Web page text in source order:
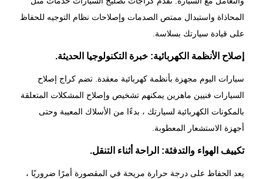
المحاذاة واستبدال ممتص الصدمات وإصلاحات نظام التوجيه للحفاظ
على قيادة سيارتك بسلاسة.
إصلاح الأنظمة الكهربائية: خبرة التكنولوجيا الحديثة.
سيارات اليوم مجهزة بأنظمة كهربائية معقدة. تضم كراج إصلاح
السيارات فنيين ماهرين يمكنهم تشخيص وإصلاح المشكلات المتعلقة
بالمكونات الكهربائية لسيارتك ، بدءًا من الأسلاك المعيبة وحتى
أجهزة الاستشعار المعطوبة.
تكييف الهواء والتدفئة: الراحة أثناء التنقل.
يعد الحفاظ على درجة حرارة مريحة في المقصورة أمرًا ضروريًا ،